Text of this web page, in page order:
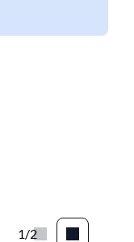
1/2